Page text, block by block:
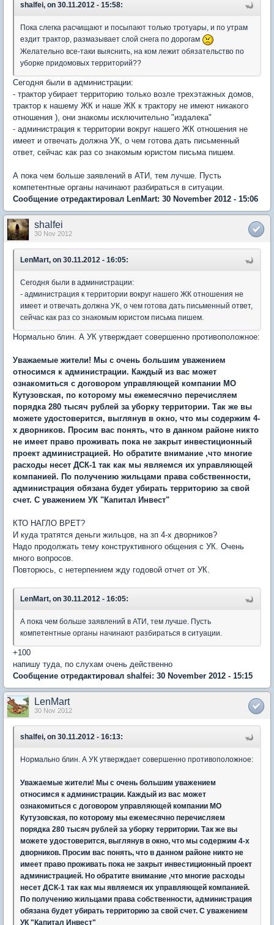
shalfei, on 30.11.2012 - 15:58:
Пока слегка расчищают и посыпают только тротуары, и по утрам
ездит трактор, размазывает слой снега по дорогам
Желательно все-таки выяснить, на ком лежит обязательство по
уборке придомовых территорий??
Сегодня были в администрации:
- трактор убирает территорию только возле трехэтажных домов,
трактор к нашему ЖК и наше ЖК к трактору не имеют никакого
отношения ), они знакомы исключительно "издалека"
- администрация к территории вокруг нашего ЖК отношения не
имеет и отвечать должна УК, о чем готова дать письменный
ответ, сейчас как раз со знакомым юристом письма пишем.
А пока чем больше заявлений в АТИ, тем лучше. Пусть
компетентные органы начинают разбираться в ситуации.
Сообщение отредактировал LenMart: 30 November 2012 - 15:06
shalfei
30 Nov 2012
LenMart, on 30.11.2012 - 16:05:
Сегодня были в администрации:
- администрация к территории вокруг нашего ЖК отношения не
имеет и отвечать должна УК, о чем готова дать письменный ответ,
сейчас как раз со знакомым юристом письма пишем.
Нормально блин. А УК утверждает совершенно противоположное:
Уважаемые жители! Мы с очень большим уважением
относимся к администрации. Каждый из вас может
ознакомиться с договором управляющей компании МО
Кутузовская, по которому мы ежемесячно перечисляем
порядка 280 тысяч рублей за уборку территории. Так же вы
можете удостоверится, выглянув в окно, что мы содержим 4-
х дворников. Просим вас понять, что в данном районе никто
не имеет право проживать пока не закрыт инвестиционный
проект администрацией. Но обратите внимание ,что многие
расходы несет ДСК-1 так как мы являемся их управляющей
компанией. По получению жильцами права собственности,
администрация обязана будет убирать территорию за свой
счет. С уважением УК "Капитал Инвест"
КТО НАГЛО ВРЕТ?
И куда тратятся деньги жильцов, на зп 4-х дворников?
Надо продолжать тему конструктивного общения с УК. Очень
много вопросов.
Повторюсь, с нетерпением жду годовой отчет от УК.
LenMart, on 30.11.2012 - 16:05:
А пока чем больше заявлений в АТИ, тем лучше. Пусть
компетентные органы начинают разбираться в ситуации.
+100
напишу туда, по слухам очень действенно
Сообщение отредактировал shalfei: 30 November 2012 - 15:15
LenMart
30 Nov 2012
shalfei, on 30.11.2012 - 16:13:
Нормально блин. А УК утверждает совершенно противоположное:
Уважаемые жители! Мы с очень большим уважением
относимся к администрации. Каждый из вас может
ознакомиться с договором управляющей компании МО
Кутузовская, по которому мы ежемесячно перечисляем
порядка 280 тысяч рублей за уборку территории. Так же вы
можете удостоверится, выглянув в окно, что мы содержим 4-х
дворников. Просим вас понять, что в данном районе никто не
имеет право проживать пока не закрыт инвестиционный проект
администрацией. Но обратите внимание ,что многие расходы
несет ДСК-1 так как мы являемся их управляющей компанией.
По получению жильцами права собственности, администрация
обязана будет убирать территорию за свой счет. С уважением
УК "Капитал Инвест"